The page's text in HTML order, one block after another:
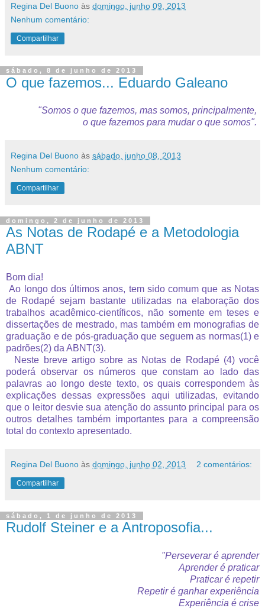
Regina Del Buono às domingo, junho 09, 2013
Nenhum comentário:
Compartilhar
sábado, 8 de junho de 2013
O que fazemos... Eduardo Galeano
"Somos o que fazemos, mas somos, principalmente,
o que fazemos para mudar o que somos".
Regina Del Buono às sábado, junho 08, 2013
Nenhum comentário:
Compartilhar
domingo, 2 de junho de 2013
As Notas de Rodapé e a Metodologia
ABNT
Bom dia!
Ao longo dos últimos anos, tem sido comum que as Notas
de Rodapé sejam bastante utilizadas na elaboração dos
trabalhos acadêmico-científicos, não somente em teses e
dissertações de mestrado, mas também em monografias de
graduação e de pós-graduação que seguem as normas(1) e
padrões(2) da ABNT(3).
Neste breve artigo sobre as Notas de Rodapé (4) você
poderá observar os números que constam ao lado das
palavras ao longo deste texto, os quais correspondem às
explicações dessas expressões aqui utilizadas, evitando
que o leitor desvie sua atenção do assunto principal para os
outros detalhes também importantes para a compreensão
total do contexto apresentado.
Regina Del Buono às domingo, junho 02, 2013 2 comentários:
Compartilhar
sábado, 1 de junho de 2013
Rudolf Steiner e a Antroposofia...
"Perseverar é aprender
Aprender é praticar
Praticar é repetir
Repetir é ganhar experiência
Experiência é crise